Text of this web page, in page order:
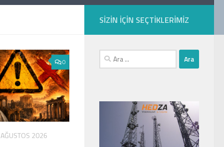
0
2026
SIZIN IÇIN SEÇTIKLERIMIZ
Arama: